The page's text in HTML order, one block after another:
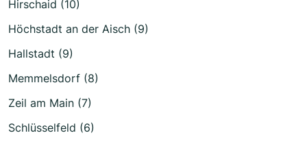
Hirschaid (10)
Höchstadt an der Aisch (9)
Hallstadt (9)
Memmelsdorf (8)
Zeil am Main (7)
Schlüsselfeld (6)